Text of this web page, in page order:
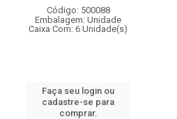
Código: 500088
Embalagem: Unidade
Caixa Com: 6 Unidade(s)
Faça seu login ou
cadastre-se para
comprar.